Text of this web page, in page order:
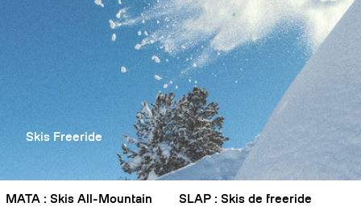
Skis Freeride
MATA : Skis All-Mountain SLAP : Skis de freeride